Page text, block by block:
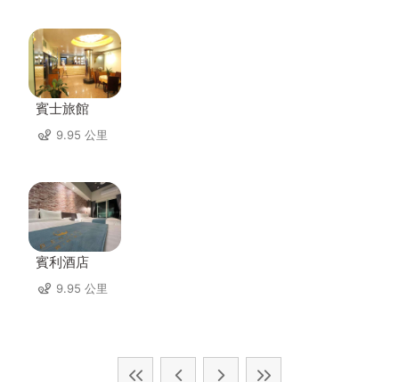
賓士旅館
9.95 公里
賓利酒店
9.95 公里